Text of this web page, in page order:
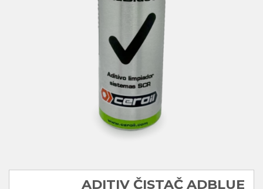
ADITIV ČISTAČ ADBLUE